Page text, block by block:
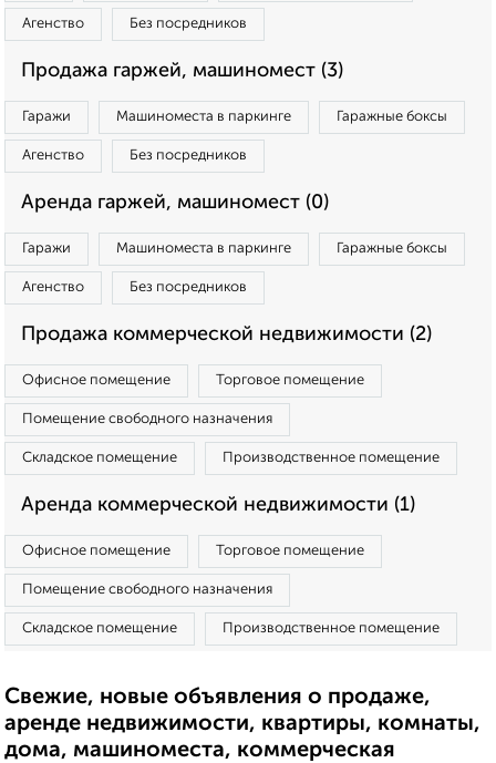
Агенство Без посредников
Продажа гаржей, машиномест (3)
Гаражи Машиноместа в паркинге Гаражные боксы
Агенство Без посредников
Аренда гаржей, машиномест (0)
Гаражи Машиноместа в паркинге Гаражные боксы
Агенство Без посредников
Продажа коммерческой недвижимости (2)
Офисное помещение Торговое помещение
Помещение свободного назначения
Складское помещение Производственное помещение
Аренда коммерческой недвижимости (1)
Офисное помещение Торговое помещение
Помещение свободного назначения
Складское помещение Производственное помещение
Свежие, новые объявления о продаже,
аренде недвижимости, квартиры, комнаты,
дома, машиноместа, коммерческая